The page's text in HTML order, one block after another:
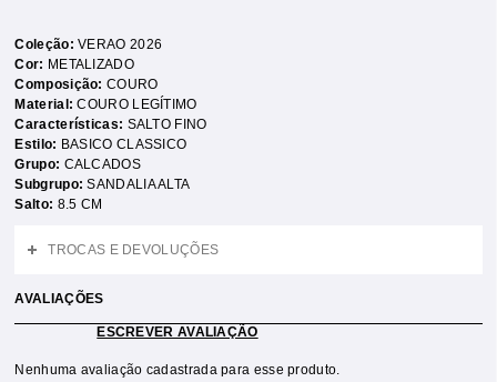
Coleção:VERAO 2026
Cor: METALIZADO
Composição:COURO
Material:COURO LEGÍTIMO
Características: SALTO FINO
Estilo: BASICO CLASSICO
Grupo: CALCADOS
Subgrupo:SANDALIA ALTA
Salto: 8.5 CM
TROCAS E DEVOLUÇÕES
AVALIAÇÕES
ESCREVER AVALIAÇÃO
Nenhuma avaliação cadastrada para esse produto.